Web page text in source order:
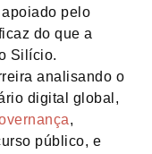
pelo
do que a
Silício.
analisando o
digital global,
,
público, e